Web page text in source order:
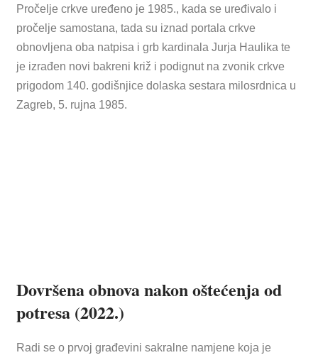
Pročelje crkve uređeno je 1985., kada se uređivalo i
pročelje samostana, tada su iznad portala crkve
obnovljena oba natpisa i grb kardinala Jurja Haulika te
je izrađen novi bakreni križ i podignut na zvonik crkve
prigodom 140. godišnjice dolaska sestara milosrdnica u
Zagreb, 5. rujna 1985.
Dovršena obnova nakon oštećenja od
potresa (2022.)
Radi se o prvoj građevini sakralne namjene koja je